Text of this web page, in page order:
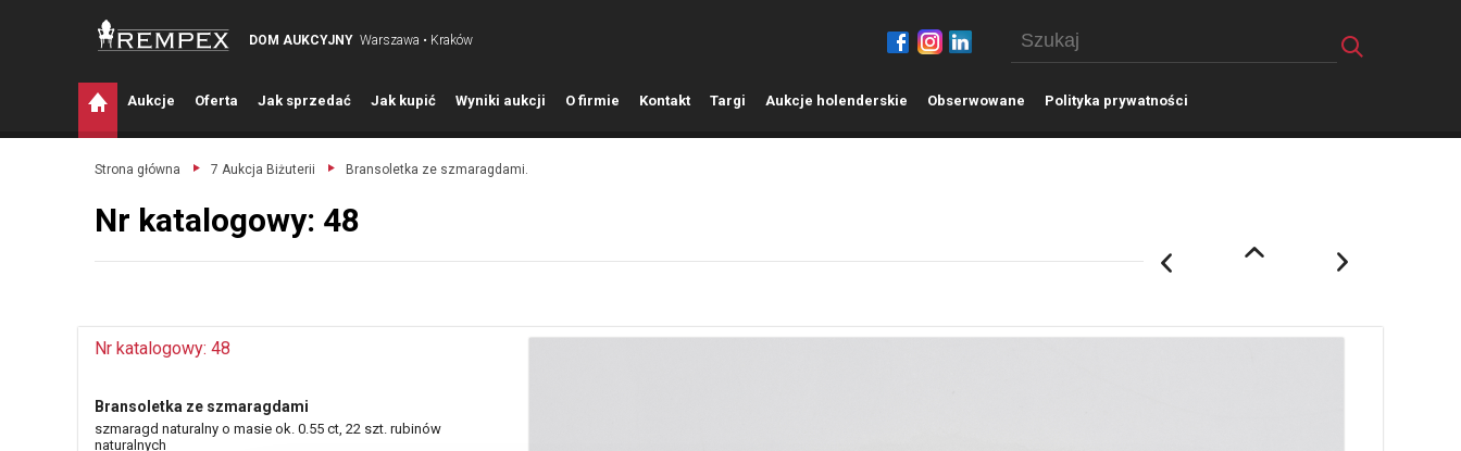
DOM AUKCYJNY Warszawa • Kraków
Aukcje Oferta Jak sprzedać Jak kupić Wyniki aukcji O firmie Kontakt Targi Aukcje holenderskie Obserwowane Polityka prywatności
Strona główna 7 Aukcja Biżuterii Bransoletka ze szmaragdami.
Nr katalogowy: 48
Nr katalogowy: 48
Bransoletka ze szmaragdami
szmaragd naturalny o masie ok. 0.55 ct, 22 szt. rubinów
naturalnych